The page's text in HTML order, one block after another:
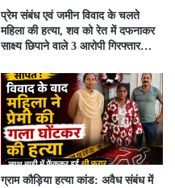
प्रेम संबंध एवं जमीन विवाद के चलते
महिला की हत्या, शव को रेत में दफनाकर
साक्ष्य छिपाने वाले 3 आरोपी गिरफ्तार…
ग्राम कौड़िया हत्या कांड: अवैध संबंध में